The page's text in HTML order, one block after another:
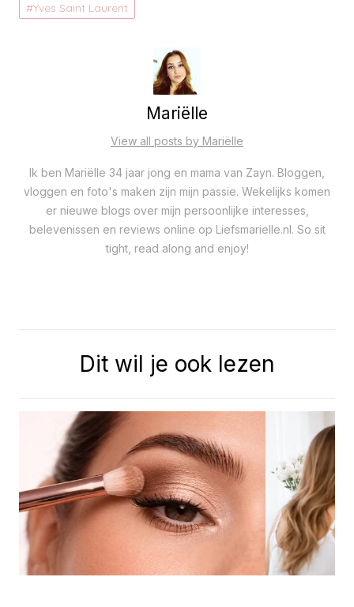
Yves Saint Laurent
Mariëlle
View all posts by Mariëlle
Ik ben Mariëlle 34 jaar jong en mama van Zayn. Bloggen,
vloggen en foto's maken zijn mijn passie. Wekelijks komen
er nieuwe blogs over mijn persoonlijke interesses,
belevenissen en reviews online op Liefsmarielle.nl. So sit
tight, read along and enjoy!
Dit wil je ook lezen